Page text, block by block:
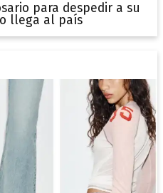
para despedir a su
llega al país